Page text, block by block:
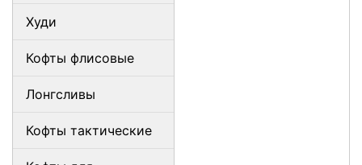
Худи
Кофты флисовые
Лонгсливы
Кофты тактические